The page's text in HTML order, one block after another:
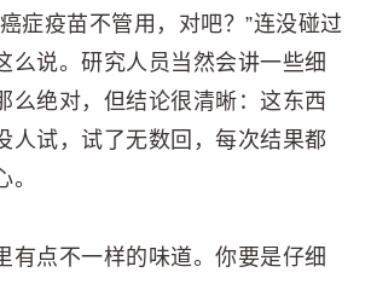
症疫苗不管用，对吧？”连没碰过
么说。研究人员当然会讲一些细
么绝对，但结论很清晰：这东西
人试，试了无数回，每次结果都
有点不一样的味道。你要是仔细